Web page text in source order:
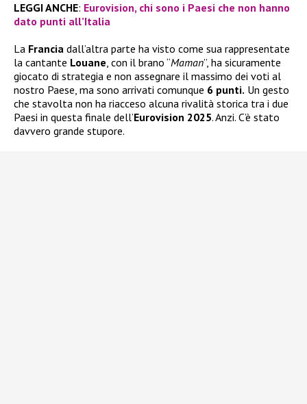
LEGGI ANCHE: Eurovision, chi sono i Paesi che non hanno
dato punti all’Italia
La Francia dall’altra parte ha visto come sua rappresentate
la cantante Louane, con il brano “Maman”, ha sicuramente
giocato di strategia e non assegnare il massimo dei voti al
nostro Paese, ma sono arrivati comunque 6 punti. Un gesto
che stavolta non ha riacceso alcuna rivalità storica tra i due
Paesi in questa finale dell’Eurovision 2025. Anzi. C’è stato
davvero grande stupore.